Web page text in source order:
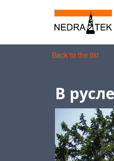
Back to the list
В